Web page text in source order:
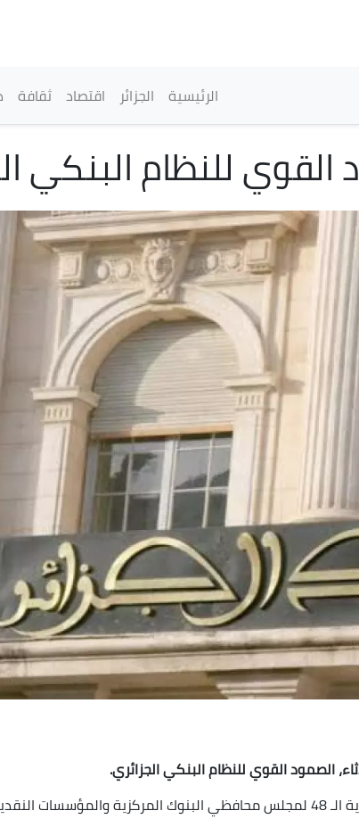
القائمة الرئيسية
الرئيسية الجزائر اقتصاد ثقافة
للنظام البنكي
الصمود القوي للنظام البنكي الجزائري.
أتى ذلك لدى مشاركة طالب في الدورة العادية الـ 48 لمجلس محافظي البنوك المركزية والمؤسسات